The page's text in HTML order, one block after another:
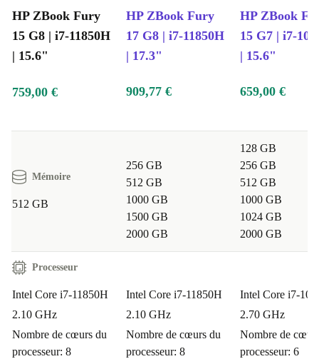
HP ZBook Fury
15 G8 | i7-11850H
| 15.6"
HP ZBook Fury
17 G8 | i7-11850H
| 17.3"
HP ZBook
15 G7 | i7-
| 15.6"
759,00 € 909,77 € 659,00 €
Mémoire
512 GB
256 GB
512 GB
1000 GB
1500 GB
2000 GB
128 GB
256 GB
512 GB
1000 GB
1024 GB
2000 GB
Processeur
Intel Core i7-11850H
2.10 GHz
Nombre de cœurs du
processeur: 8
Intel Core i7-11850H
2.10 GHz
Nombre de cœurs du
processeur: 8
Intel Core i7-
2.70 GHz
Nombre de
processeur: 6